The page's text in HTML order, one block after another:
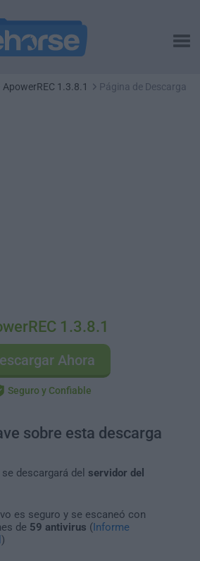
ApowerREC 1.3.8.1 Página de Descarga
1.3.8.1
Ahora
Seguro y Confiable
sobre esta descarga
descargará del servidor del
es seguro y se escaneó con
de 59 antivirus (Informe
)